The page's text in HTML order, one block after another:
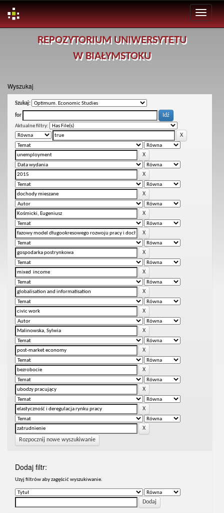
REPOZYTORIUM UNIWERSYTETU
W BIAŁYMSTOKU
Wyszukaj
Szukaj:
for
Aktualne filtry:
Rozpocznij nowe wyszukiwanie
Dodaj filtr:
Uzyj filtrów aby zagęścić wyszukiwanie.